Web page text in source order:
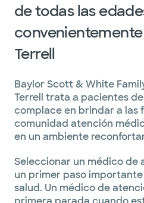
de todas las
Terrell
Baylor Scott & White
Terrell trata a pacientes
complace en brindar a las
comunidad atención
en un ambiente
Seleccionar un médico de
un primer paso importante
salud. Un médico de